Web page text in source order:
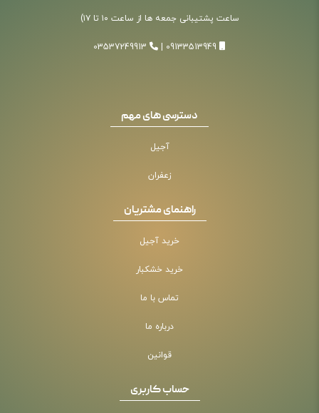
ساعت پشتیبانی جمعه ها از ساعت ۱۰ تا ۱۷)
09133513949
03537249913
دسترسی های مهم
آجیل
زعفران
راهنمای مشتریان
خرید آجیل
خرید خشکبار
تماس با ما
درباره ما
قوانین
حساب کاربری